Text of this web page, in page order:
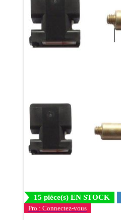
15 pièce(s) EN STOCK
Pro : Connectez-vous